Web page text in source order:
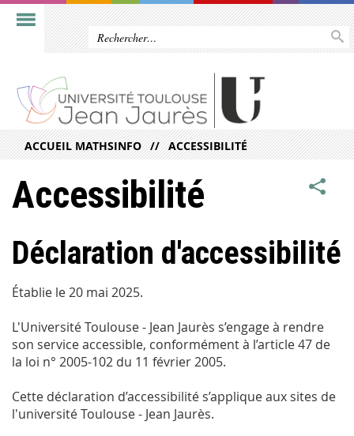
ACCUEIL MATHSINFO ACCESSIBILITÉ
Accessibilité
Déclaration d'accessibilité
Établie le 20 mai 2025.
L'Université Toulouse - Jean Jaurès s’engage à rendre
son service accessible, conformément à l’article 47 de
la loi n° 2005-102 du 11 février 2005.
Cette déclaration d’accessibilité s’applique aux sites de
l'université Toulouse - Jean Jaurès.